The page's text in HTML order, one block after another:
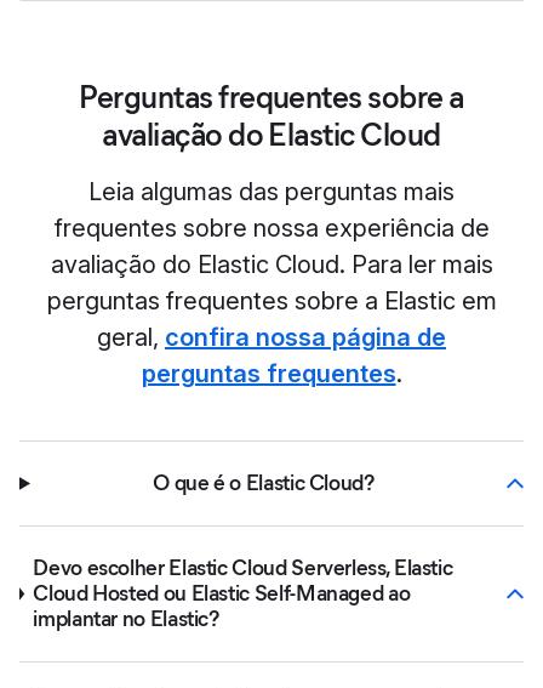
Perguntas frequentes sobre a
avaliação do Elastic Cloud
Leia algumas das perguntas mais
frequentes sobre nossa experiência de
avaliação do Elastic Cloud. Para ler mais
perguntas frequentes sobre a Elastic em
geral, confira nossa página de
perguntas frequentes.
O que é o Elastic Cloud?
Devo escolher Elastic Cloud Serverless, Elastic
Cloud Hosted ou Elastic Self-Managed ao
implantar no Elastic?